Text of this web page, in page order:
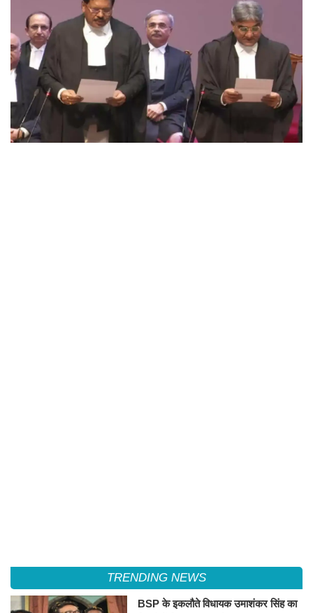
TRENDING NEWS
BSP के इकलौते विधायक उमाशंकर सिंह का